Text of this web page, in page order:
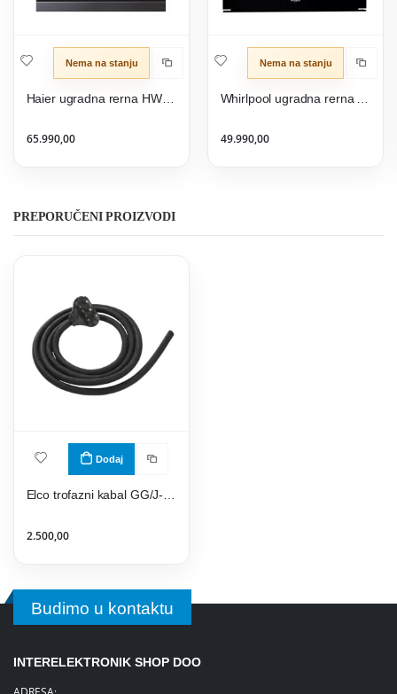
Nema na stanju
Haier ugradna rerna HWO60SM5F5BH
65.990,00
Nema na stanju
49.990,00
PREPORUČENI PROIZVODI
Dodaj
2.500,00
Budimo u kontaktu
INTERELEKTRONIK SHOP DOO
ADRESA: